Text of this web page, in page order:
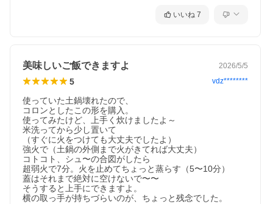
いいね 7
美味しいご飯できますよ 2026/5/5
5 vdz********
使っていた土鍋壊れたので、
コロンとしたこの形を購入。
使ってみたけど、上手く炊けましたよ～
米洗ってから少し置いて
（すぐに火をつけても大丈夫でしたよ）
強火で（土鍋の外側まで火がきてれば大丈夫）
コトコト、シュ〜の合図がしたら
超弱火で7分。火を止めてちょっと蒸らす（5〜10分）
蓋はそれまで絶対に空けないで〜〜
そうすると上手にできますよ。
横の取っ手が持ちづらいのが、ちょっと残念でした。